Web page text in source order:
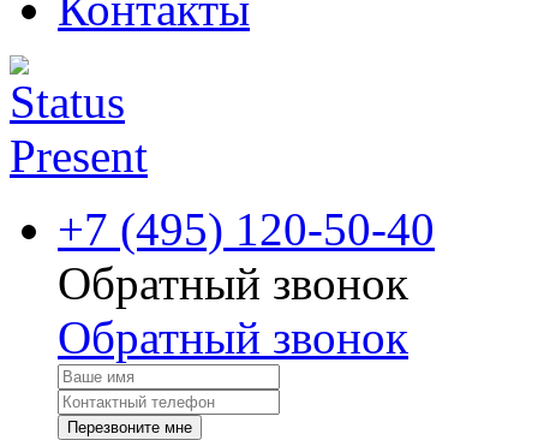
+7 (495) 120-50-40
Обратный звонок
Обратный звонок
Перезвоните мне